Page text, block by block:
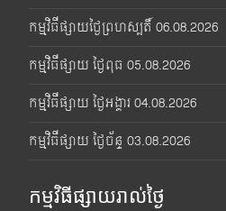
កម្មវិធីផ្សាយថ្ងៃព្រហស្បតិ៍ 06.08.2026
កម្មវិធីផ្សាយ ថ្ងៃពុធ 05.08.2026
កម្មវិធីផ្សាយ ថ្ងៃអង្គារ 04.08.2026
កម្មវិធីផ្សាយ ថ្ងៃច័ន្ទ 03.08.2026
កម្មវិធីផ្សាយរាល់ថ្ងៃ